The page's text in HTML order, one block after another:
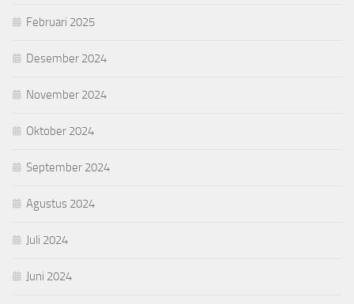
Februari 2025
Desember 2024
November 2024
Oktober 2024
September 2024
Agustus 2024
Juli 2024
Juni 2024